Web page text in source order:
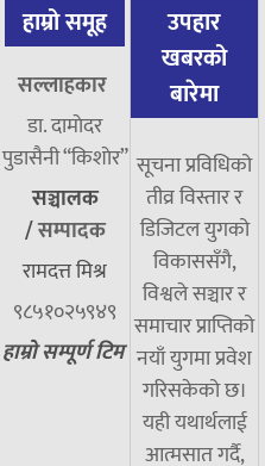
हाम्रो समूह
सल्लाहकार
डा. दामाेदर
पुडासैनी “किशाेर”
सञ्चालक
/सम्पादक
रामदत्त मिश्र
९८५१०२५९४९
हाम्रो सम्पूर्ण टिम
उपहार
खबरको
बारेमा
सूचना प्रविधिको
तीव्र विस्तार र
डिजिटल युगको
विकाससँगै,
विश्वले सञ्चार र
समाचार प्राप्तिको
नयाँ युगमा प्रवेश
गरिसकेको छ।
यही यथार्थलाई
आत्मसात गर्दै,